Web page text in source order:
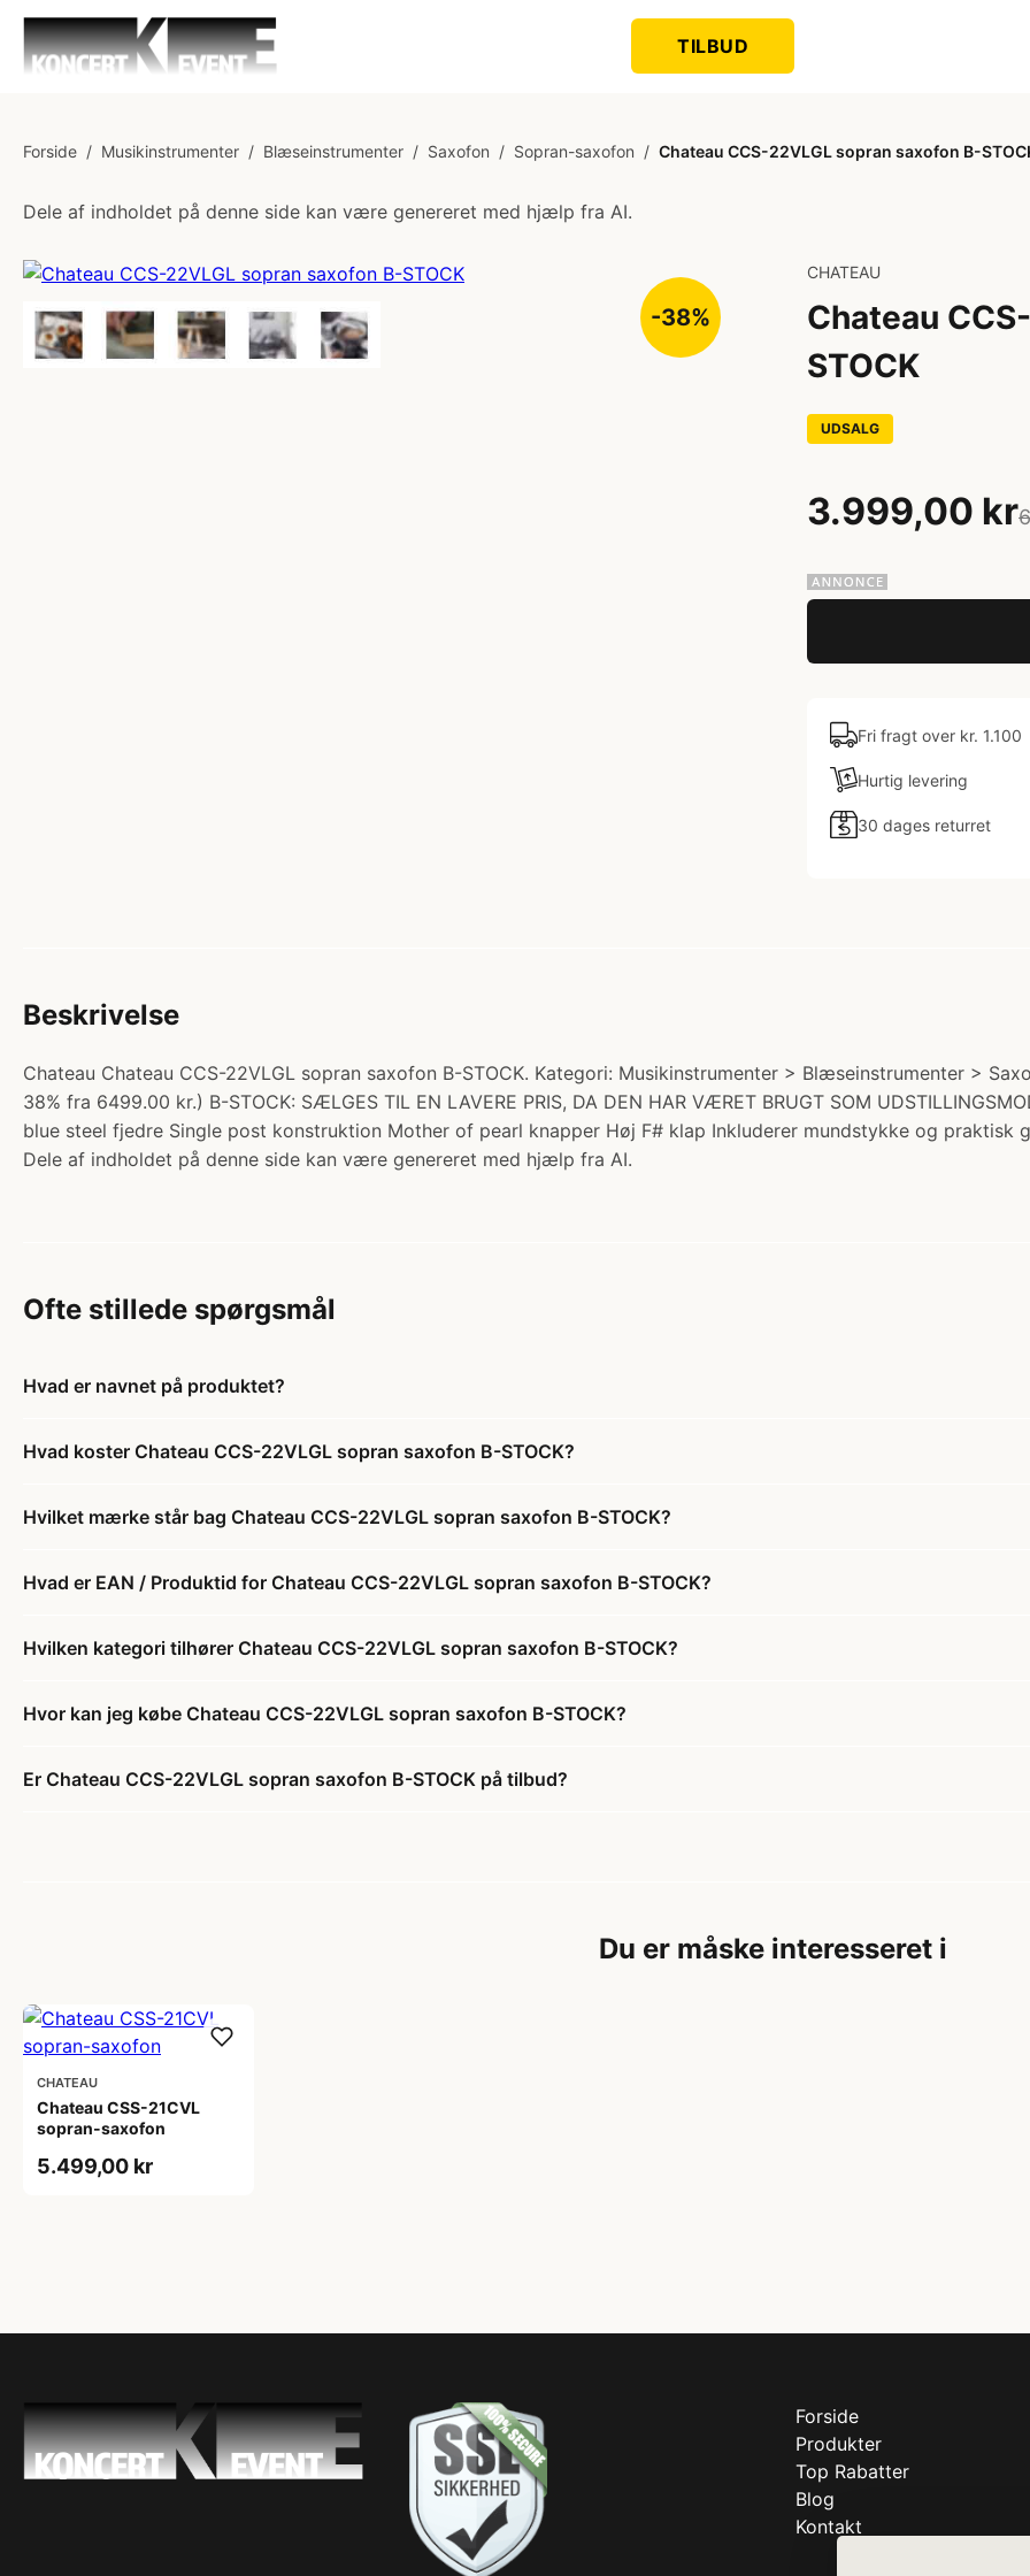
TILBUD
Forside / Musikinstrumenter / Blæseinstrumenter / Saxofon / Sopran-saxofon / Chateau CCS-22VLGL sopran saxofon B-
Dele af indholdet på denne side kan være genereret med hjælp fra AI.
-38%
CHATEAU
Chateau
STOCK
UDSALG
3.999,00 kr
Fri fragt over kr. 1.100
Hurtig levering
30 dages returret
Beskrivelse
Chateau Chateau CCS-22VLGL sopran saxofon B-STOCK. Kategori: Musikinstrumenter > Blæseinstrumenter >
38% fra 6499.00 kr.) B-STOCK: SÆLGES TIL EN LAVERE PRIS, DA DEN HAR VÆRET BRUGT SOM
blue steel fjedre Single post konstruktion Mother of pearl knapper Høj F# klap Inkluderer mundstykke og praktisk
Dele af indholdet på denne side kan være genereret med hjælp fra AI.
Ofte stillede spørgsmål
Hvad er navnet på produktet?
Hvad koster Chateau CCS-22VLGL sopran saxofon B-STOCK?
Hvilket mærke står bag Chateau CCS-22VLGL sopran saxofon B-STOCK?
Hvad er EAN / Produktid for Chateau CCS-22VLGL sopran saxofon B-STOCK?
Hvilken kategori tilhører Chateau CCS-22VLGL sopran saxofon B-STOCK?
Hvor kan jeg købe Chateau CCS-22VLGL sopran saxofon B-STOCK?
Er Chateau CCS-22VLGL sopran saxofon B-STOCK på tilbud?
Du er måske interesseret i
CHATEAU
Chateau CSS-21CVL
sopran-saxofon
5.499,00 kr
Forside
Produkter
Top Rabatter
Blog
Kontakt